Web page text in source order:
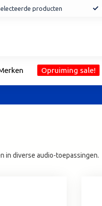
producten
Opruiming sale!
in diverse audio-toepassingen.